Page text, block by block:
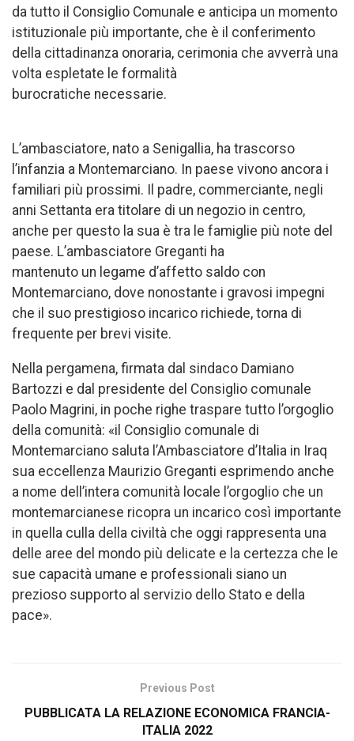
da tutto il Consiglio Comunale e anticipa un momento
istituzionale più importante, che è il conferimento
della cittadinanza onoraria, cerimonia che avverrà una
volta espletate le formalità
burocratiche necessarie.
L’ambasciatore, nato a Senigallia, ha trascorso
l’infanzia a Montemarciano. In paese vivono ancora i
familiari più prossimi. Il padre, commerciante, negli
anni Settanta era titolare di un negozio in centro,
anche per questo la sua è tra le famiglie più note del
paese. L’ambasciatore Greganti ha
mantenuto un legame d’affetto saldo con
Montemarciano, dove nonostante i gravosi impegni
che il suo prestigioso incarico richiede, torna di
frequente per brevi visite.
Nella pergamena, firmata dal sindaco Damiano
Bartozzi e dal presidente del Consiglio comunale
Paolo Magrini, in poche righe traspare tutto l’orgoglio
della comunità: «il Consiglio comunale di
Montemarciano saluta l’Ambasciatore d’Italia in Iraq
sua eccellenza Maurizio Greganti esprimendo anche
a nome dell’intera comunità locale l’orgoglio che un
montemarcianese ricopra un incarico così importante
in quella culla della civiltà che oggi rappresenta una
delle aree del mondo più delicate e la certezza che le
sue capacità umane e professionali siano un
prezioso supporto al servizio dello Stato e della
pace».
Previous Post
PUBBLICATA LA RELAZIONE ECONOMICA FRANCIA-
ITALIA 2022